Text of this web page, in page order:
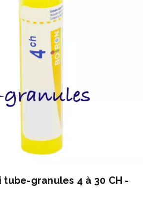
granules 4 à 30 CH -